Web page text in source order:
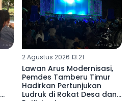
2 Agustus 2026 13:21
Lawan Arus Modernisasi,
Pemdes Tamberu Timur
Hadirkan Pertunjukan
Ludruk di Rokat Desa dan
Petik Laut